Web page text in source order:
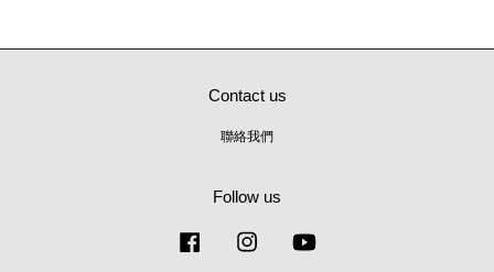
Contact us
聯絡我們
Follow us
Facebook Instagram